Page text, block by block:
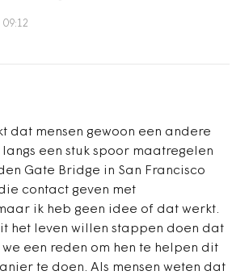
dat mensen gewoon een andere
een stuk spoor maatregelen
Gate Bridge in San Francisco
contact geven met
ik heb geen idee of dat werkt.
het leven willen stappen doen dat
een reden om hen te helpen dit
te doen. Als mensen weten dat